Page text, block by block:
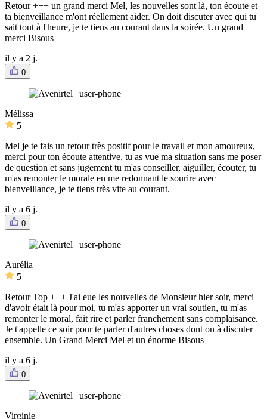
Retour +++ un grand merci Mel, les nouvelles sont là, ton écoute et
ta bienveillance m'ont réellement aider. On doit discuter avec qui tu
sait tout à l'heure, je te tiens au courant dans la soirée. Un grand
merci Bisous
il y a 2 j.
0
Mélissa
5
Mel je te fais un retour très positif pour le travail et mon amoureux,
merci pour ton écoute attentive, tu as vue ma situation sans me poser
de question et sans jugement tu m'as conseiller, aiguiller, écouter, tu
m'as remonter le morale en me redonnant le sourire avec
bienveillance, je te tiens très vite au courant.
il y a 6 j.
0
Aurélia
5
Retour Top +++ J'ai eue les nouvelles de Monsieur hier soir, merci
d'avoir était là pour moi, tu m'as apporter un vrai soutien, tu m'as
remonter le moral, fait rire et parler franchement sans complaisance.
Je t'appelle ce soir pour te parler d'autres choses dont on à discuter
ensemble. Un Grand Merci Mel et un énorme Bisous
il y a 6 j.
0
Virginie